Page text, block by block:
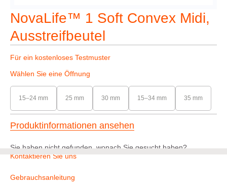
NovaLife™ 1 Soft Convex Midi,
Ausstreifbeutel
Für ein kostenloses Testmuster
Wählen Sie eine Öffnung
15–24 mm 25 mm 30 mm 15–34 mm 35 mm
Produktinformationen ansehen
Sie haben nicht gefunden, wonach Sie gesucht haben?
Kontaktieren Sie uns
Gebrauchsanleitung